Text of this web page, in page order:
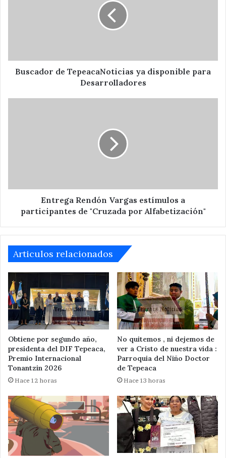
Buscador de TepeacaNoticias ya disponible para
Desarrolladores
por
Alfabetización"Entrega Rendón Vargas estímulos a
participantes de "Cruzada por Alfabetización"
Articulos relacionados
Obtiene por segundo año,
presidenta del DIF Tepeaca,
Premio Internacional
Tonantzin 2026
Hace 12 horas
No quitemos , ni dejemos de
ver a Cristo de nuestra vida :
Parroquia del Niño Doctor
de Tepeaca
Hace 13 horas